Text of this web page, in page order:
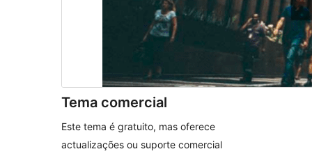
Tema comercial
Este tema é gratuito, mas oferece
actualizações ou suporte comercial